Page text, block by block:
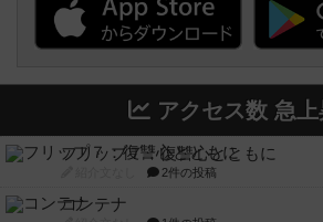
アクセス数 急上
フリップ７：復讐心とともに
2件の投稿
コンテナ